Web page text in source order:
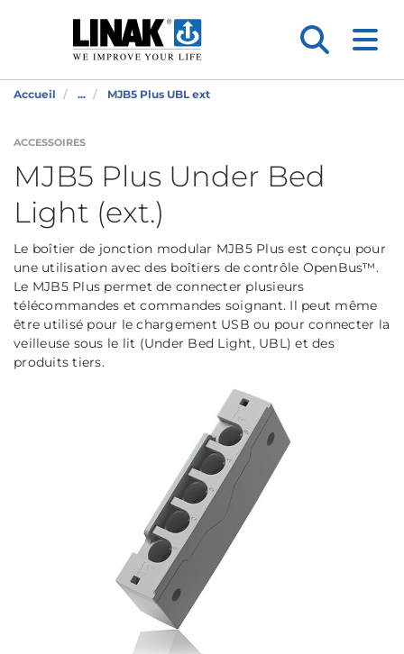
Accueil ... MJB5 Plus UBL ext
ACCESSOIRES
MJB5 Plus Under Bed
Light (ext.)
Le boîtier de jonction modular MJB5 Plus est conçu pour
une utilisation avec des boîtiers de contrôle OpenBus™.
Le MJB5 Plus permet de connecter plusieurs
télécommandes et commandes soignant. Il peut même
être utilisé pour le chargement USB ou pour connecter la
veilleuse sous le lit (Under Bed Light, UBL) et des
produits tiers.